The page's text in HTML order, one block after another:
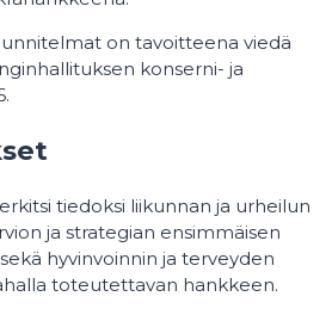
on tavoitteena viedä
konserni- ja
tiedoksi liikunnan ja urheilun
ja strategian ensimmäisen
hyvinvoinnin ja terveyden
toteutettavan hankkeen.